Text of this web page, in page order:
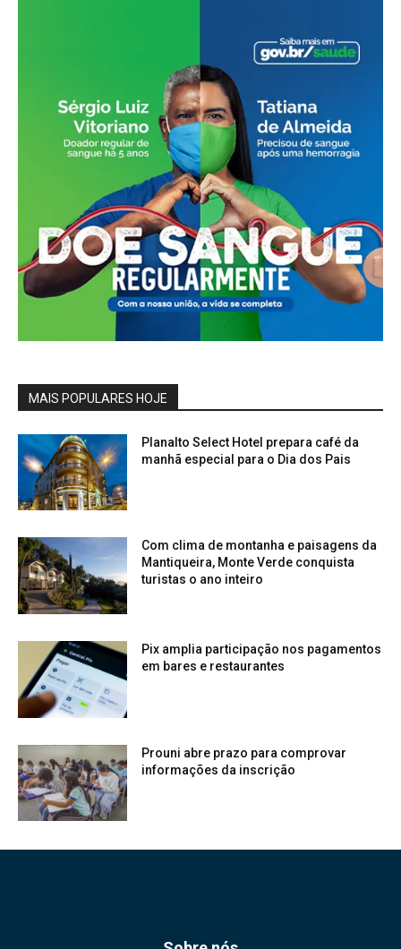
MAIS POPULARES HOJE
Planalto Select Hotel prepara café da
manhã especial para o Dia dos Pais
Com clima de montanha e paisagens da
Mantiqueira, Monte Verde conquista
turistas o ano inteiro
Pix amplia participação nos pagamentos
em bares e restaurantes
Prouni abre prazo para comprovar
informações da inscrição